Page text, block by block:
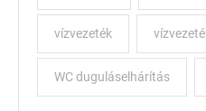
vízvezeték
WC duguláselhárítás